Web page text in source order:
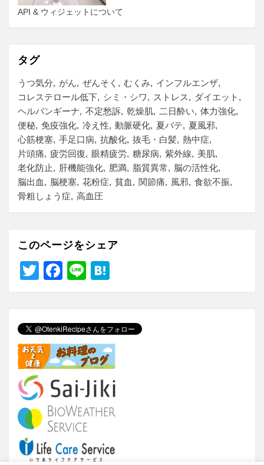
API & ウィジェットについて
タグ
うつ気分 がん ぜんそく むくみ
インフルエンザ
コレステロール低下
シミ・シワ ストレス
ダイエット
ヘルパンギーナ
不定愁訴 乾燥肌 二日酔い
体力強化
便秘 免疫強化 冷え性 動脈硬化 夏バテ
夏風邪
心筋梗塞 手足口病 抗酸化 抜毛・白髪 熱中症
片頭痛
疲労回復 眼精疲労 糖尿病 紫外線
美肌
老化防止
肝機能強化 肥満 脂質異常
脳の活性化
脳出血
脳梗塞 花粉症 貧血 関節痛 風邪 食欲不振
骨粗しょう症
高血圧
このページをシェア
T
er
F
e
b
o
o
k
Li
n
a